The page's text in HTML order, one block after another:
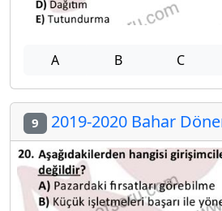
A B C
9 2019-2020 Bahar